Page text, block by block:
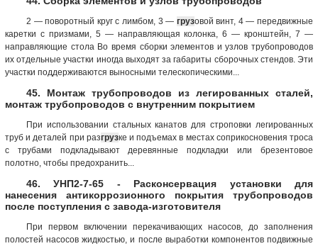
2 — поворотный круг с лимбом, 3 — грузовой винт, 4 — передвижные
каретки с призмами, 5 — направляющая колонка, 6 — кронштейн, 7 —
направляющие стола Во время сборки элементов и узлов трубопроводов
их отдельные участки иногда выходят за габариты сборочных стендов. Эти
участки поддерживаются выносными телескопическими...
45. Монтаж трубопроводов из легированных сталей,
монтаж трубопроводов с внутренним покрытием
При использовании стальных канатов для строповки легированных
труб и деталей при разгрузке и подъемах в местах соприкосновения троса
с трубами подкладывают деревянные подкладки или брезентовое
полотно, чтобы предохранить...
46. УНП2-7-65 - Расконсервация установки для
нанесения антикоррозионного покрытия трубопроводов
после поступления с завода-изготовителя
При первом включении перекачивающих насосов, до заполнения
полостей насосов жидкостью, и после выработки компонентов подвижные